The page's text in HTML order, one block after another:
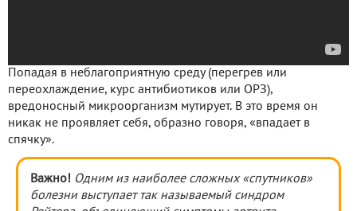
Попадая в неблагоприятную среду (перегрев или
переохлаждение, курс антибиотиков или ОРЗ),
вредоносный микроорганизм мутирует. В это время он
никак не проявляет себя, образно говоря, «впадает в
спячку».
Важно! Одним из наиболее сложных «спутников»
болезни выступает так называемый синдром